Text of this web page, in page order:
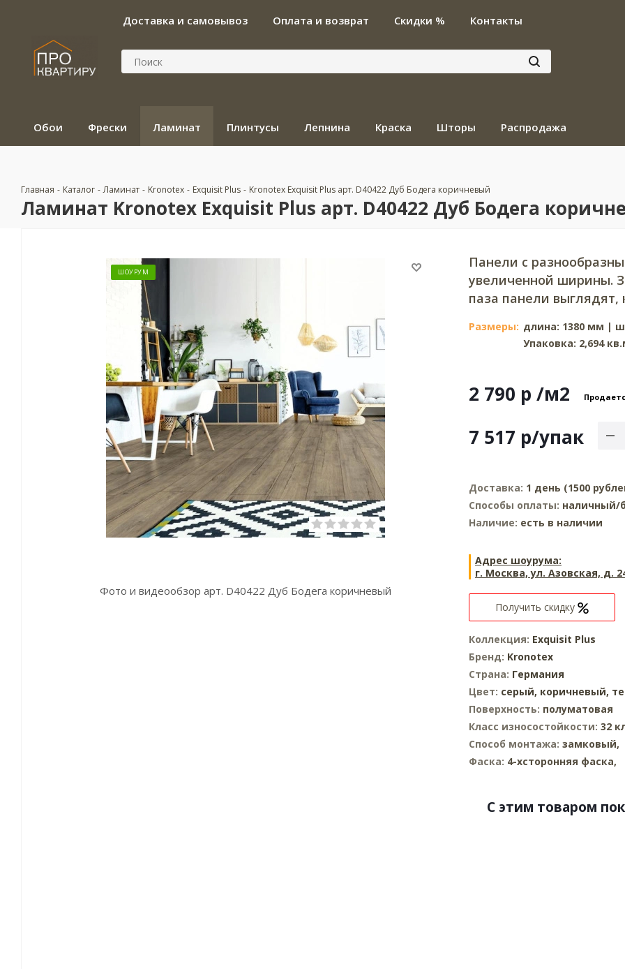
Доставка и самовывоз Оплата и возврат Скидки % Контакты
Обои Фрески Ламинат Плинтусы Лепнина Краска Шторы Распродажа
Главная - Каталог - Ламинат - Kronotex - Exquisit Plus - Kronotex Exquisit Plus арт. D40422 Дуб Бодега коричневый
Ламинат Kronotex Exquisit Plus арт. D40422 Дуб Бодега
ШОУРУМ
Фото и видеообзор арт. D40422 Дуб Бодега коричневый
Панели с
увеличенной ширины.
паза панели
Размеры: длина: 1380 мм |
Упаковка: 2,694
2 790 р /м2
7 517 р/упак
Доставка: 1 день (1500
Способы оплаты: наличный/
Наличие: есть в наличии
Адрес шоурума:
г. Москва, ул. Азовская, д.
Получить скидку
Коллекция: Exquisit Plus
Бренд: Kronotex
Страна: Германия
Цвет: серый, коричневый,
Поверхность: полуматовая
Класс износостойкости: 32
Способ монтажа: замковый,
Фаска: 4-хсторонняя фаска,
C этим товаром